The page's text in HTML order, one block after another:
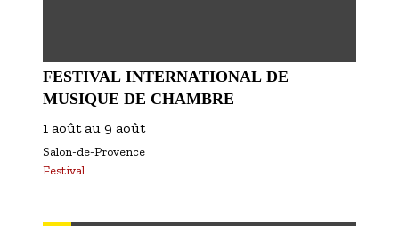
FESTIVAL INTERNATIONAL DE
MUSIQUE DE CHAMBRE
1 août au 9 août
Salon-de-Provence
Festival